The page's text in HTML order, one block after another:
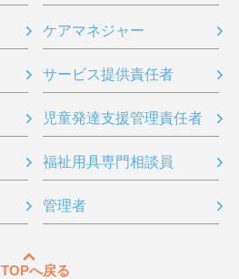
ケアマネジャー
サービス提供責任者
児童発達支援管理責任者
福祉用具専門相談員
管理者
TOPへ戻る